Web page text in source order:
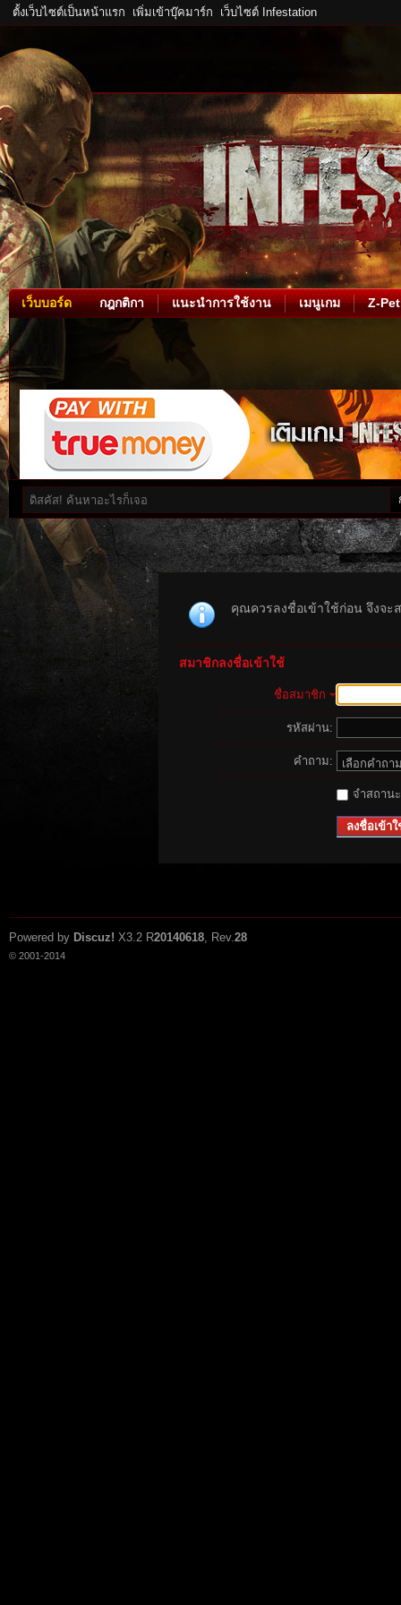
ตั้งเว็บไซต์เป็นหน้าแรก เพิ่มเข้าบุ๊คมาร์ก เว็บไซต์ Infestation
เว็บบอร์ด กฎกติกา แนะนำการใช้งาน เมนูเกม Z-Pet
คุณควรลงชื่อเข้าใช้ก่อน จึงจะ
สมาชิกลงชื่อเข้าใช้
ชื่อสมาชิก
รหัสผ่าน:
คำถาม:
จำสถาน
ลงชื่อเข้าใ
Powered by Discuz! X3.2 R20140618, Rev.28
© 2001-2014